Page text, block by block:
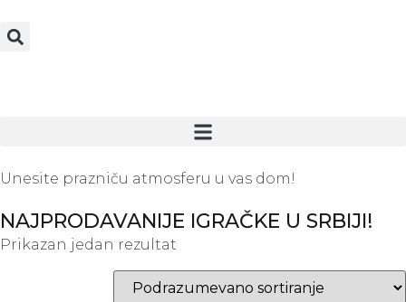
Unesite prazniču atmosferu u vas dom!
NAJPRODAVANIJE IGRAČKE U SRBIJI!
Prikazan jedan rezultat